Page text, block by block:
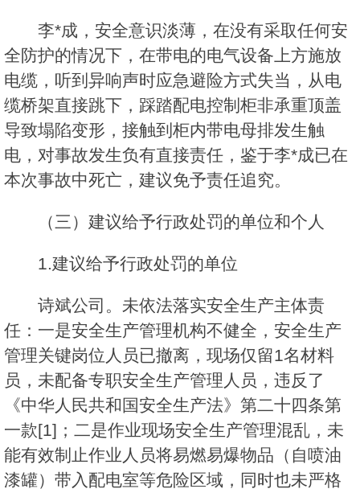
李*成，安全意识淡薄，在没有采取任何安
全防护的情况下，在带电的电气设备上方施放
电缆，听到异响声时应急避险方式失当，从电
缆桥架直接跳下，踩踏配电控制柜非承重顶盖
导致塌陷变形，接触到柜内带电母排发生触
电，对事故发生负有直接责任，鉴于李*成已在
本次事故中死亡，建议免予责任追究。
（三）建议给予行政处罚的单位和个人
1.建议给予行政处罚的单位
诗斌公司。未依法落实安全生产主体责
任：一是安全生产管理机构不健全，安全生产
管理关键岗位人员已撤离，现场仅留1名材料
员，未配备专职安全生产管理人员，违反了
《中华人民共和国安全生产法》第二十四条第
一款[1]；二是作业现场安全生产管理混乱，未
能有效制止作业人员将易燃易爆物品（自喷油
漆罐）带入配电室等危险区域，同时也未严格